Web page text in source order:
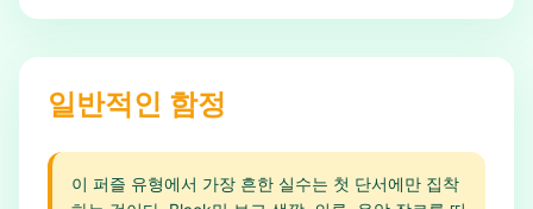
일반적인 함정
이 퍼즐 유형에서 가장 흔한 실수는 첫 단서에만 집착